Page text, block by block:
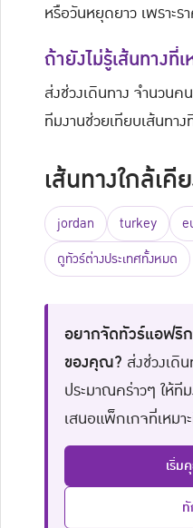
หรือวันหยุดยาว เพราะร
ถ้ายังไม่รู้เส้นทางที่เ
ส่งช่วงเดินทาง จำนวนค
ทีมงานช่วยเทียบเส้นทา
เส้นทางใกล้เคี
jordan turkey
ดูทัวร์ต่างประเทศทั้งหมด
อยากจัดทัวร์แอฟริก
ของคุณ? ส่งช่วงเดิ
ประมาณคร่าวๆ ให้ที
เสนอแพ็กเกจที่เหมา
เริ่ม